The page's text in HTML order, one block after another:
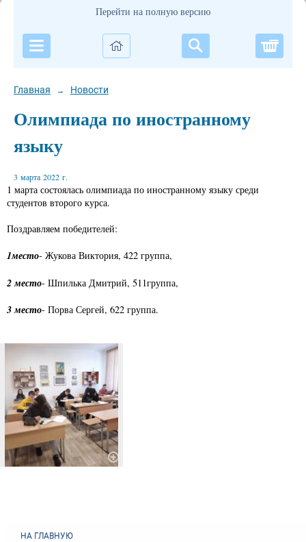
Перейти на полную версию
Главная → Новости
Олимпиада по иностранному
языку
3 марта 2022 г.
1 марта состоялась олимпиада по иностранному языку среди
студентов второго курса.
Поздравляем победителей:
1место- Жукова Виктория, 422 группа,
2 место- Шпилька Дмитрий, 511группа,
3 место- Порва Сергей, 622 группа.
НА ГЛАВНУЮ